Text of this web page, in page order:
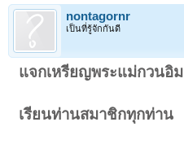
nontagornr
เป็นที่รู้จักกันดี
แจกเหรียญพระแม่กวนอิม
เรียนท่านสมาชิกทุกท่าน